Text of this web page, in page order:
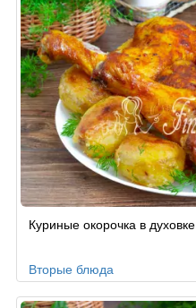
Куриные окорочка в духовке
Вторые блюда